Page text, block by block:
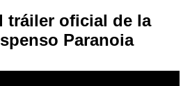
tráiler oficial de la
Paranoia